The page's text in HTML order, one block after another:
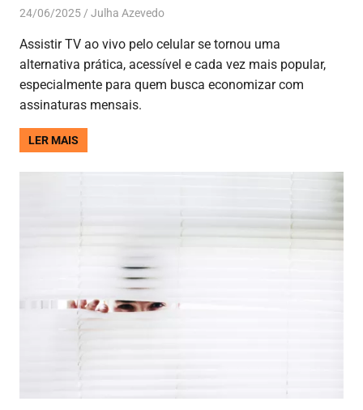
24/06/2025 Julha AzevedoAplicativos
Assistir TV ao vivo pelo celular se tornou uma
alternativa prática, acessível e cada vez mais popular,
especialmente para quem busca economizar com
assinaturas mensais.
LER MAIS